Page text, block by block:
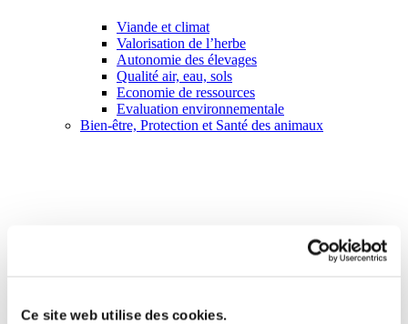
Ce site web utilise des cookies.
Viande et climat
Valorisation de l’herbe
Autonomie des élevages
Qualité air, eau, sols
Economie de ressources
Evaluation environnementale
Bien-être, Protection et Santé des animaux